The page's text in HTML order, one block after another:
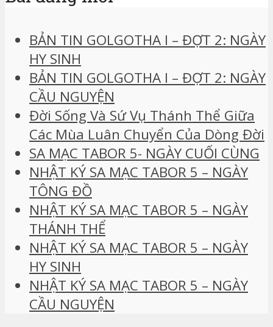
BẢN TIN GOLGOTHA I – ĐỢT 2: NGÀY
HY SINH
BẢN TIN GOLGOTHA I – ĐỢT 2: NGÀY
CẦU NGUYỆN
Đời Sống Và Sứ Vụ Thánh Thể Giữa
Các Mùa Luân Chuyển Của Dòng Đời
SA MẠC TABOR 5- NGÀY CUỐI CÙNG
NHẬT KÝ SA MẠC TABOR 5 – NGÀY
TÔNG ĐỒ
NHẬT KÝ SA MẠC TABOR 5 – NGÀY
THÁNH THỂ
NHẬT KÝ SA MẠC TABOR 5 – NGÀY
HY SINH
NHẬT KÝ SA MẠC TABOR 5 – NGÀY
CẦU NGUYỆN